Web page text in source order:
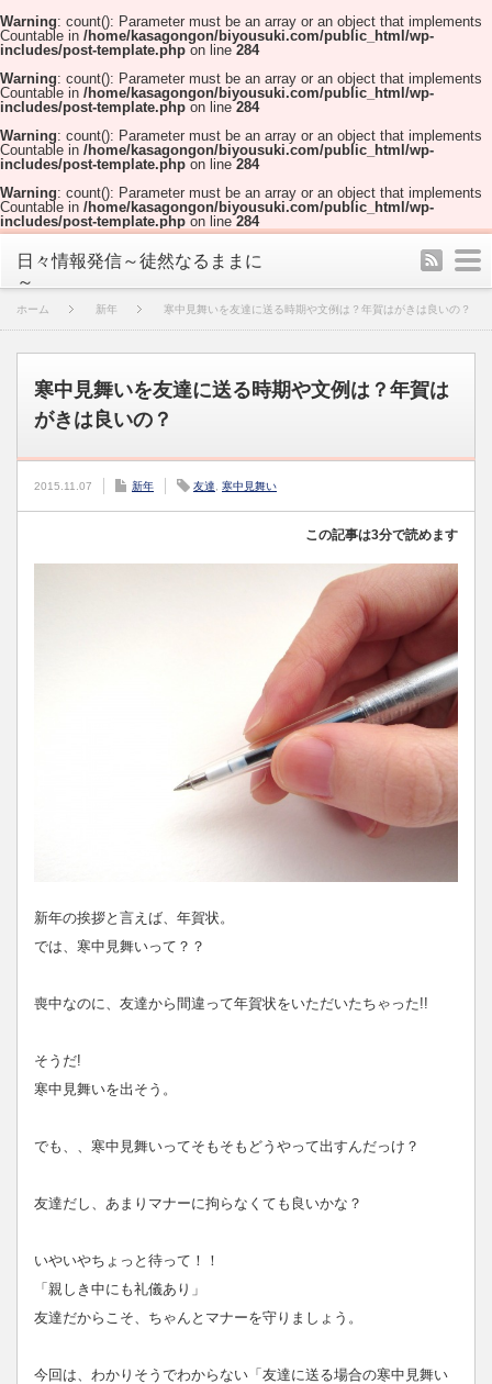
Warning: count(): Parameter must be an array or an object that implements
Countable in /home/kasagongon/biyousuki.com/public_html/wp-
includes/post-template.php on line 284
Warning: count(): Parameter must be an array or an object that implements
Countable in /home/kasagongon/biyousuki.com/public_html/wp-
includes/post-template.php on line 284
Warning: count(): Parameter must be an array or an object that implements
Countable in /home/kasagongon/biyousuki.com/public_html/wp-
includes/post-template.php on line 284
Warning: count(): Parameter must be an array or an object that implements
Countable in /home/kasagongon/biyousuki.com/public_html/wp-
includes/post-template.php on line 284
日々情報発信～徒然なるままに
～
rss
ホーム 新年 寒中見舞いを友達に送る時期や文例は？年賀はがきは良いの？
寒中見舞いを友達に送る時期や文例は？年賀は
がきは良いの？
2015.11.07 新年 友達 寒中見舞い
この記事は3分で読めます
新年の挨拶と言えば、年賀状。
では、寒中見舞いって？？
喪中なのに、友達から間違って年賀状をいただいたちゃった!!
そうだ!
寒中見舞いを出そう。
でも、、寒中見舞いってそもそもどうやって出すんだっけ？
友達だし、あまりマナーに拘らなくても良いかな？
いやいやちょっと待って！！
「親しき中にも礼儀あり」
友達だからこそ、ちゃんとマナーを守りましょう。
今回は、わかりそうでわからない「友達に送る場合の寒中見舞い